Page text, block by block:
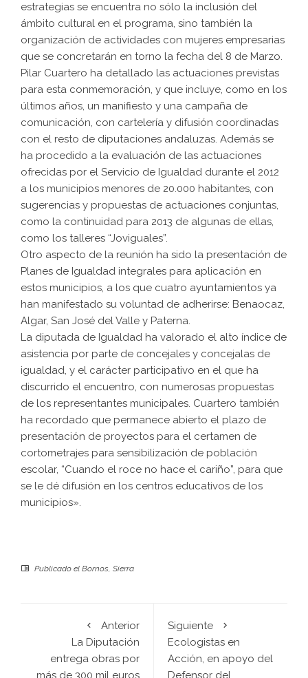
estrategias se encuentra no sólo la inclusión del
ámbito cultural en el programa, sino también la
organización de actividades con mujeres empresarias
que se concretarán en torno la fecha del 8 de Marzo.
Pilar Cuartero ha detallado las actuaciones previstas
para esta conmemoración, y que incluye, como en los
últimos años, un manifiesto y una campaña de
comunicación, con cartelería y difusión coordinadas
con el resto de diputaciones andaluzas. Además se
ha procedido a la evaluación de las actuaciones
ofrecidas por el Servicio de Igualdad durante el 2012
a los municipios menores de 20.000 habitantes, con
sugerencias y propuestas de actuaciones conjuntas,
como la continuidad para 2013 de algunas de ellas,
como los talleres “Joviguales”.
Otro aspecto de la reunión ha sido la presentación de
Planes de Igualdad integrales para aplicación en
estos municipios, a los que cuatro ayuntamientos ya
han manifestado su voluntad de adherirse: Benaocaz,
Algar, San José del Valle y Paterna.
La diputada de Igualdad ha valorado el alto índice de
asistencia por parte de concejales y concejalas de
igualdad, y el carácter participativo en el que ha
discurrido el encuentro, con numerosas propuestas
de los representantes municipales. Cuartero también
ha recordado que permanece abierto el plazo de
presentación de proyectos para el certamen de
cortometrajes para sensibilización de población
escolar, “Cuando el roce no hace el cariño”, para que
se le dé difusión en los centros educativos de los
municipios».
Publicado el Bornos, Sierra
Anterior
La Diputación
entrega obras por
más de 300 mil euros
Siguiente
Ecologistas en
Acción, en apoyo del
Defensor del